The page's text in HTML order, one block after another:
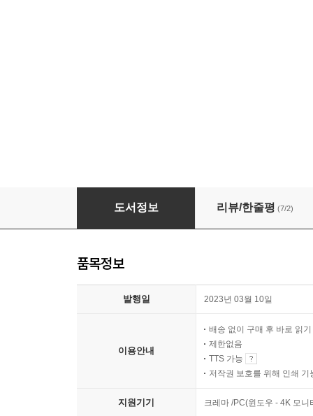
웹3.0과 메타버스가 만드는 디지털 혁명
도서정보 리뷰/한줄평 (7/2)
품목정보
발행일 2023년 03월 10일
이용안내
배송 없이 구매 후 바로 읽기
제한없음
TTS 가능
저작권 보호를 위해 인쇄 기
지원기기 크레마 /PC(윈도우 - 4K 모